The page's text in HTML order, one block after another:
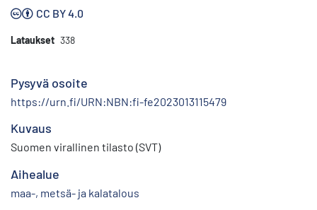
CC BY 4.0
Lataukset 338
Pysyvä osoite
https://urn.fi/URN:NBN:fi-fe2023013115479
Kuvaus
Suomen virallinen tilasto (SVT)
Aihealue
maa-, metsä- ja kalatalous